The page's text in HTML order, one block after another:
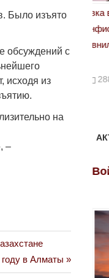
Было изъято
обсуждений с
исходя из
на
–
в Алматы
в Жанаозене.
конфискации.
с
28888